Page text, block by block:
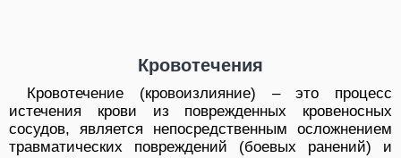
Кровотечения
Кровотечение (кровоизлияние) – это процесс
истечения крови из поврежденных кровеносных
сосудов, является непосредственным осложнением
травматических повреждений (боевых ранений) и